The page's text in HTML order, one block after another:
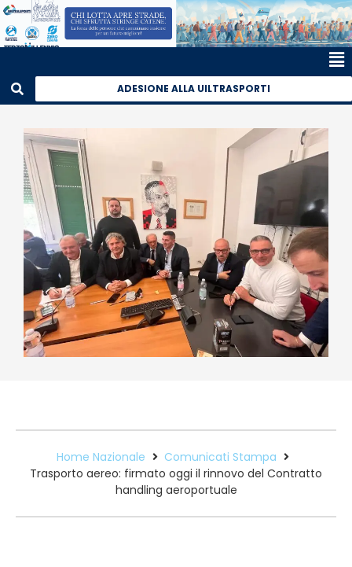
ADESIONE ALLA UILTRASPORTI
Home Nazionale
Comunicati Stampa
Trasporto aereo: firmato oggi il rinnovo del Contratto
handling aeroportuale